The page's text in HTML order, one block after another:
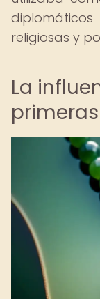
religiosas y
La